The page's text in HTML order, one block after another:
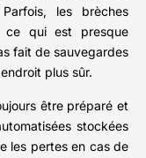
les brèches
ce qui est presque
fait de sauvegardes
plus sûr.
être préparé et
stockées
les pertes en cas de